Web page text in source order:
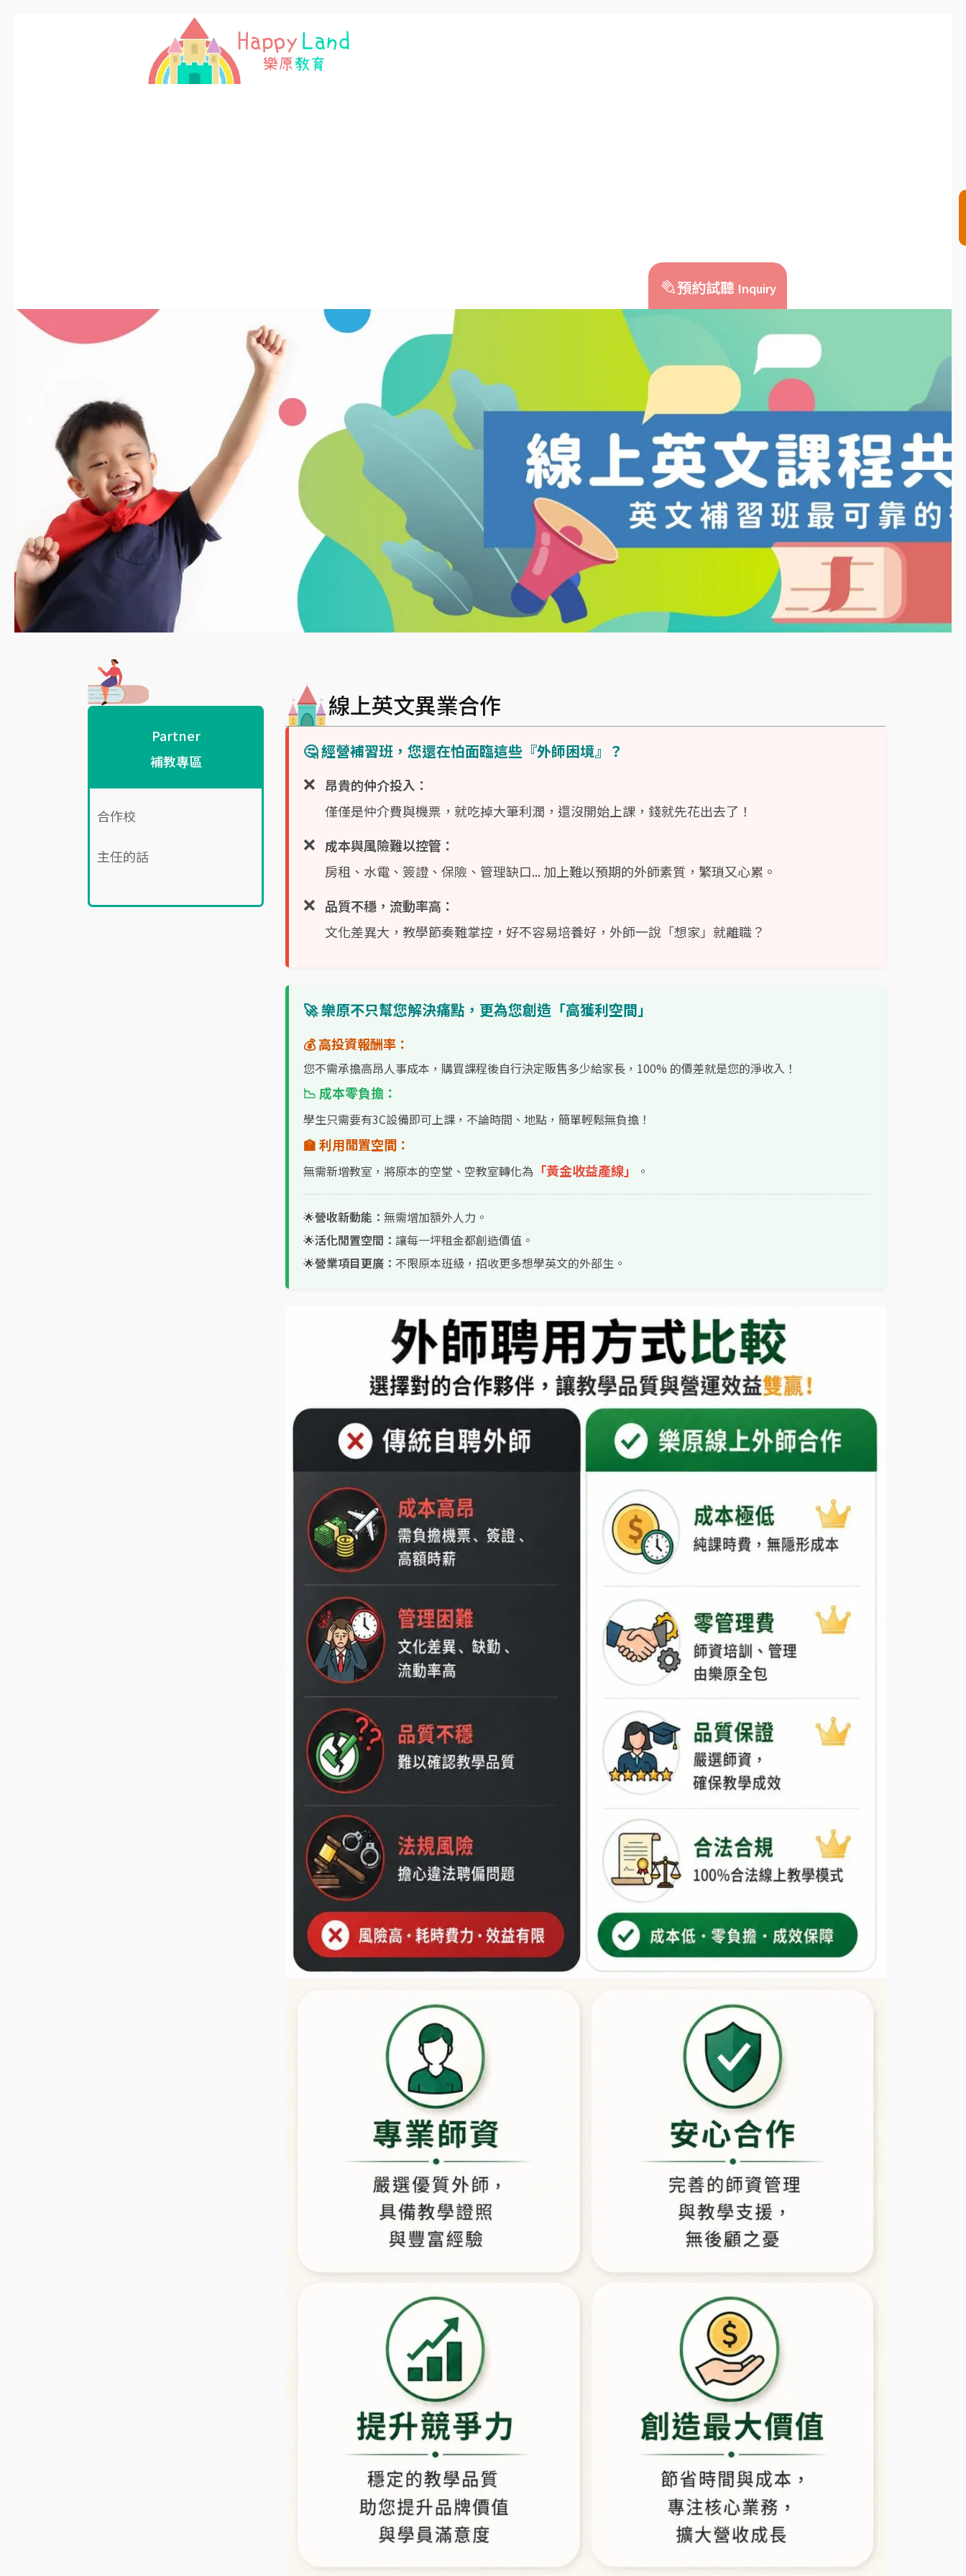
預約試聽 Inquiry
Partner
補教專區
合作校
主任的話
線上英文異業合作
🤔 經營補習班，您還在怕面臨這些『外師困境』？
昂貴的仲介投入：
僅僅是仲介費與機票，就吃掉大筆利潤，還沒開始上課，錢就先花出去了！
成本與風險難以控管：
房租、水電、簽證、保險、管理缺口... 加上難以預期的外師素質，繁瑣又心累。
品質不穩，流動率高：
文化差異大，教學節奏難掌控，好不容易培養好，外師一說「想家」就離職？
🚀 樂原不只幫您解決痛點，更為您創造「高獲利空間」
💰 高投資報酬率：
您不需承擔高昂人事成本，購買課程後自行決定販售多少給家長，100% 的價差就是您的淨收入！
📉 成本零負擔：
學生只需要有3C設備即可上課，不論時間、地點，簡單輕鬆無負擔！
🏫 利用閒置空間：
無需新增教室，將原本的空堂、空教室轉化為 「黃金收益產線」 。
🌟營收新動能： 無需增加額外人力。
🌟活化閒置空間： 讓每一坪租金都創造價值。
🌟營業項目更廣： 不限原本班級，招收更多想學英文的外部生。